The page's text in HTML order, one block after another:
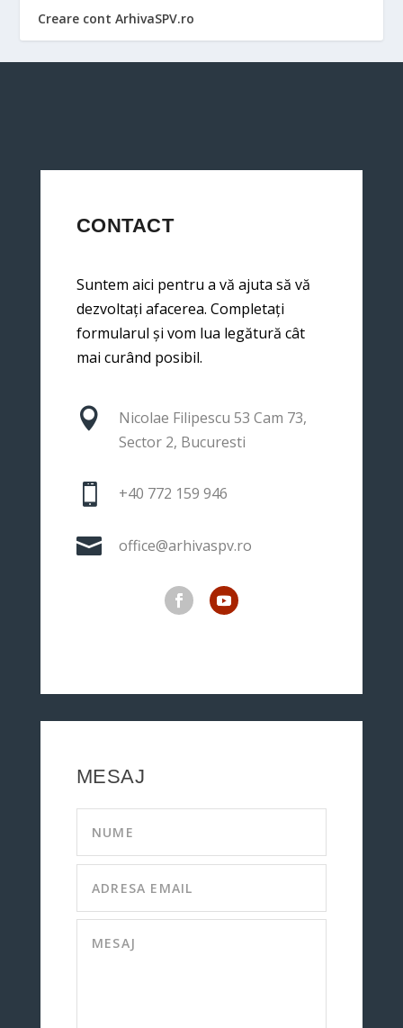
Creare cont ArhivaSPV.ro
CONTACT
Suntem aici pentru a vă ajuta să vă
dezvoltați afacerea. Completați
formularul și vom lua legătură cât
mai curând posibil.

Nicolae Filipescu 53 Cam 73,
Sector 2, Bucuresti
 +40 772 159 946
 office@arhivaspv.ro
MESAJ